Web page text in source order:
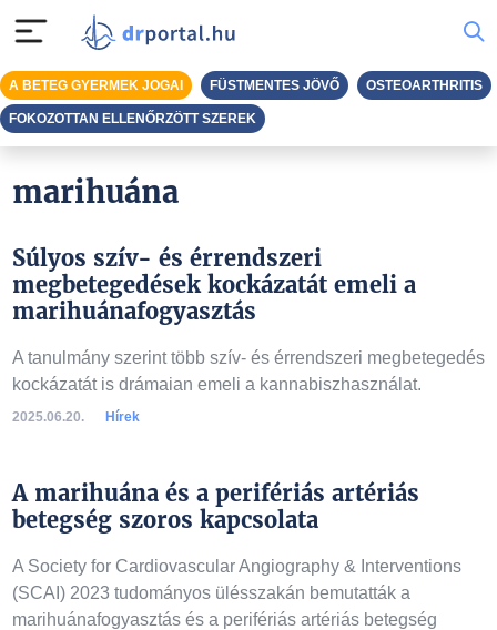
marihuána
Súlyos szív- és érrendszeri
megbetegedések kockázatát emeli a
marihuánafogyasztás
A tanulmány szerint több szív- és érrendszeri megbetegedés
kockázatát is drámaian emeli a kannabiszhasználat.
2025.06.20. Hírek
A marihuána és a perifériás artériás
betegség szoros kapcsolata
A Society for Cardiovascular Angiography & Interventions
(SCAI) 2023 tudományos ülésszakán bemutatták a
marihuánafogyasztás és a perifériás artériás betegség
A BETEG GYERMEK JOGAI FÜSTMENTES JÖVŐ OSTEOARTHRITIS
FOKOZOTTAN ELLENŐRZÖTT SZEREK